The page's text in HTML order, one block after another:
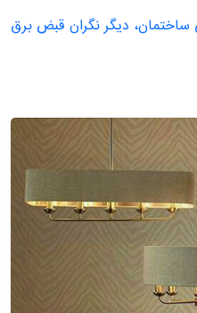
ساختمان، دیگر نگران قبض برق